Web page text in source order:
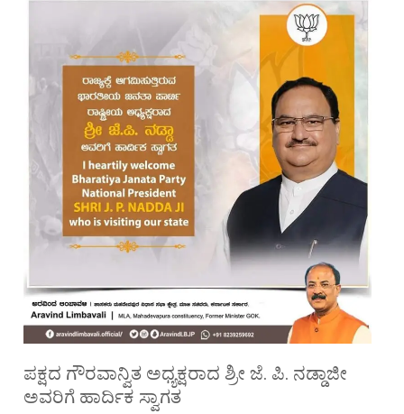
ಪಕ್ಷದ ಗೌರವಾನ್ವಿತ ಅಧ್ಯಕ್ಷರಾದ ಶ್ರೀ ಜೆ. ಪಿ. ನಡ್ಡಾಜೀ
ಅವರಿಗೆ ಹಾರ್ದಿಕ ಸ್ವಾಗತ